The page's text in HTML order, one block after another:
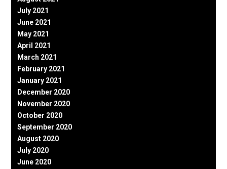
July 2021
June 2021
May 2021
April 2021
March 2021
February 2021
January 2021
December 2020
November 2020
October 2020
September 2020
August 2020
July 2020
June 2020